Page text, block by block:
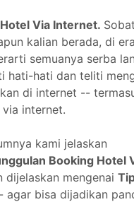
Via Internet.
kalian berada, di
semuanya serba
hati-hati dan teliti
di internet --
internet.
kami jelaskan
Booking Hotel
dijelaskan mengenai
agar bisa dijadikan